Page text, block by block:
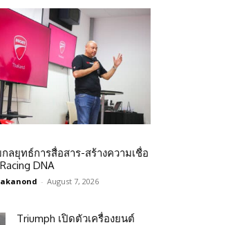
ลยุทธ์การสื่อสาร-สร้างความเชื่อ
DNA
- August 7, 2026
Triumph เปิดตัวเครื่องยนต์